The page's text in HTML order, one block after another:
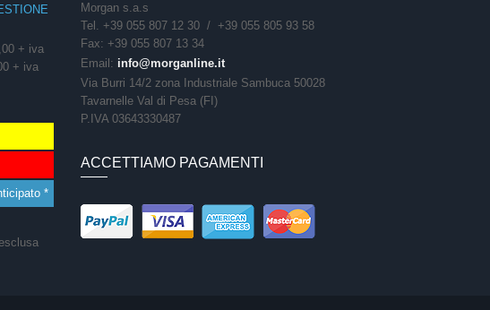
+ iva
+ iva
*
Morgan s.a.s
Tel. +39 055 807 12 30 / +39 055 805 93 58
Fax: +39 055 807 13 34
Email: info@morganline.it
Via Burri 14/2 zona Industriale Sambuca 50028
Tavarnelle Val di Pesa (FI)
P.IVA 03643330487
ACCETTIAMO PAGAMENTI